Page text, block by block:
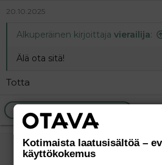
20.10.2025
Alkuperäinen kirjoittaja vierailija:
Älä ota sitä!
Totta
vierailija
Vieras
Kotimaista laatusisältöä –
käyttökokemus